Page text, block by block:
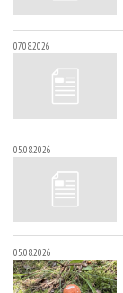
07.08.2026
05.08.2026
05.08.2026